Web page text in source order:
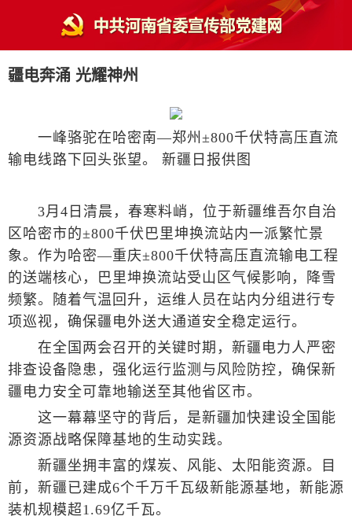
疆电奔涌 光耀神州
一峰骆驼在哈密南—郑州±800千伏特高压直流
输电线路下回头张望。 新疆日报供图
3月4日清晨，春寒料峭，位于新疆维吾尔自治
区哈密市的±800千伏巴里坤换流站内一派繁忙景
象。作为哈密—重庆±800千伏特高压直流输电工程
的送端核心，巴里坤换流站受山区气候影响，降雪
频繁。随着气温回升，运维人员在站内分组进行专
项巡视，确保疆电外送大通道安全稳定运行。
在全国两会召开的关键时期，新疆电力人严密
排查设备隐患，强化运行监测与风险防控，确保新
疆电力安全可靠地输送至其他省区市。
这一幕幕坚守的背后，是新疆加快建设全国能
源资源战略保障基地的生动实践。
新疆坐拥丰富的煤炭、风能、太阳能资源。目
前，新疆已建成6个千万千瓦级新能源基地，新能源
装机规模超1.69亿千瓦。